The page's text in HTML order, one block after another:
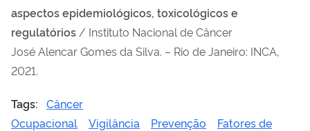
aspectos epidemiológicos, toxicológicos e
regulatórios / Instituto Nacional de Câncer
José Alencar Gomes da Silva. – Rio de Janeiro: INCA,
2021.
Tags: Câncer
Ocupacional
Vigilância Prevenção
Fatores de